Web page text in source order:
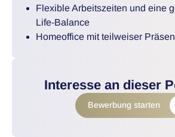
Flexible Arbeitszeiten und eine
Life-Balance
Homeoffice mit teilweiser
Interesse an dieser
Bewerbung starten